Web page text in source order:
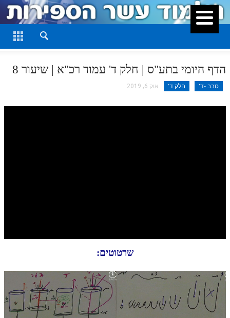
סגור
חלק ב
חלק יב
חלק יג
חלק יד
הדף היומי בתע"ס | חלק ד' עמוד רכ"א | שיעור 8
סבב -ד' חלק ד' אוק 6, 2019
שרטוטים: